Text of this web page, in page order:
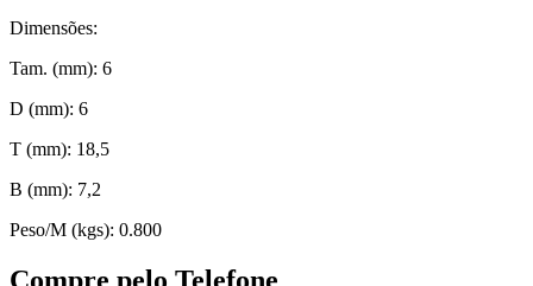
Dimensões:
Tam. (mm): 6
D (mm): 6
T (mm): 18,5
B (mm): 7,2
Peso/M (kgs): 0.800